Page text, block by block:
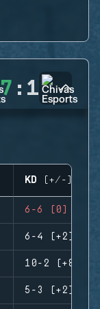
7 : 1
KD (+/-)
6-6 (0)
6-4 (+2)
10-2 (+8)
5-3 (+2)